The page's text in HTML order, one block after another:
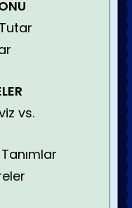
vs.